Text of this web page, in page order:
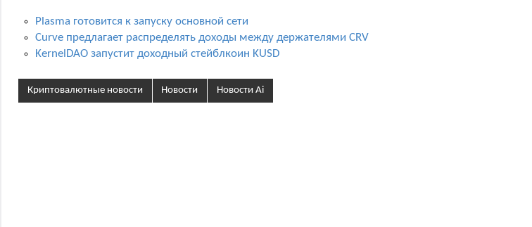
Plasma готовится к запуску основной сети
Curve предлагает распределять доходы между держателями CRV
KernelDAO запустит доходный стейблкоин KUSD
Криптовалютные новости Новости Новости Ai